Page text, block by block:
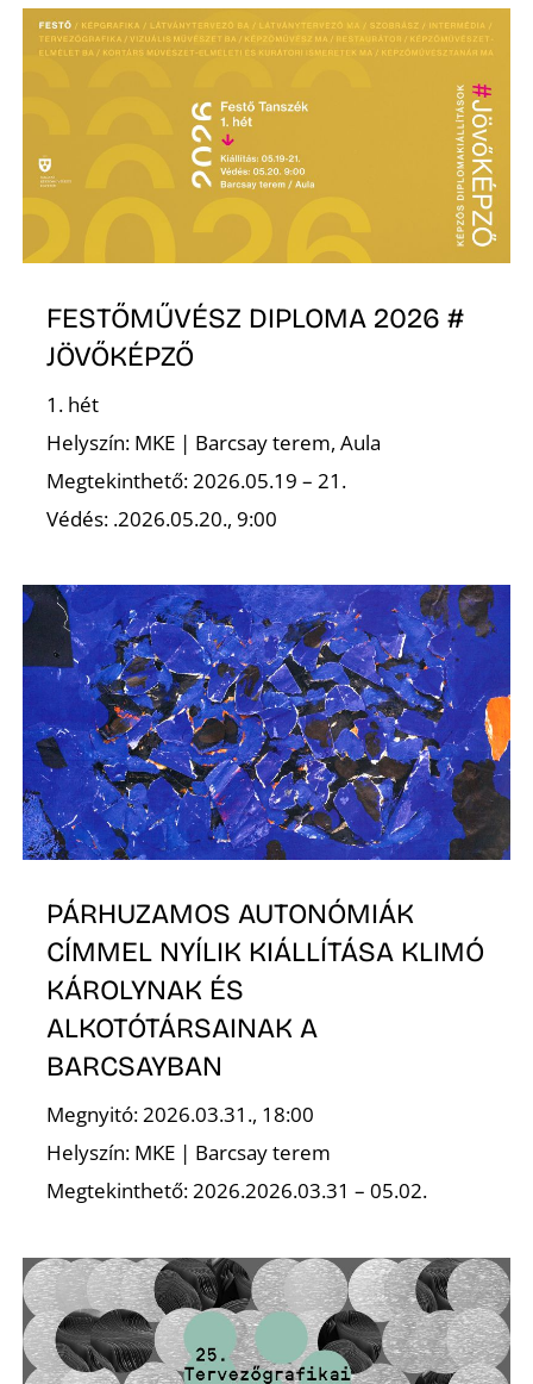
FESTŐMŰVÉSZ DIPLOMA 2026 #
JÖVŐKÉPZŐ
1. hét
Helyszín: MKE | Barcsay terem, Aula
Megtekinthető: 2026.05.19 – 21.
Védés: .2026.05.20., 9:00
PÁRHUZAMOS AUTONÓMIÁK
CÍMMEL NYÍLIK KIÁLLÍTÁSA KLIMÓ
KÁROLYNAK ÉS
ALKOTÓTÁRSAINAK A
BARCSAYBAN
Megnyitó: 2026.03.31., 18:00
Helyszín: MKE | Barcsay terem
Megtekinthető: 2026.2026.03.31 – 05.02.